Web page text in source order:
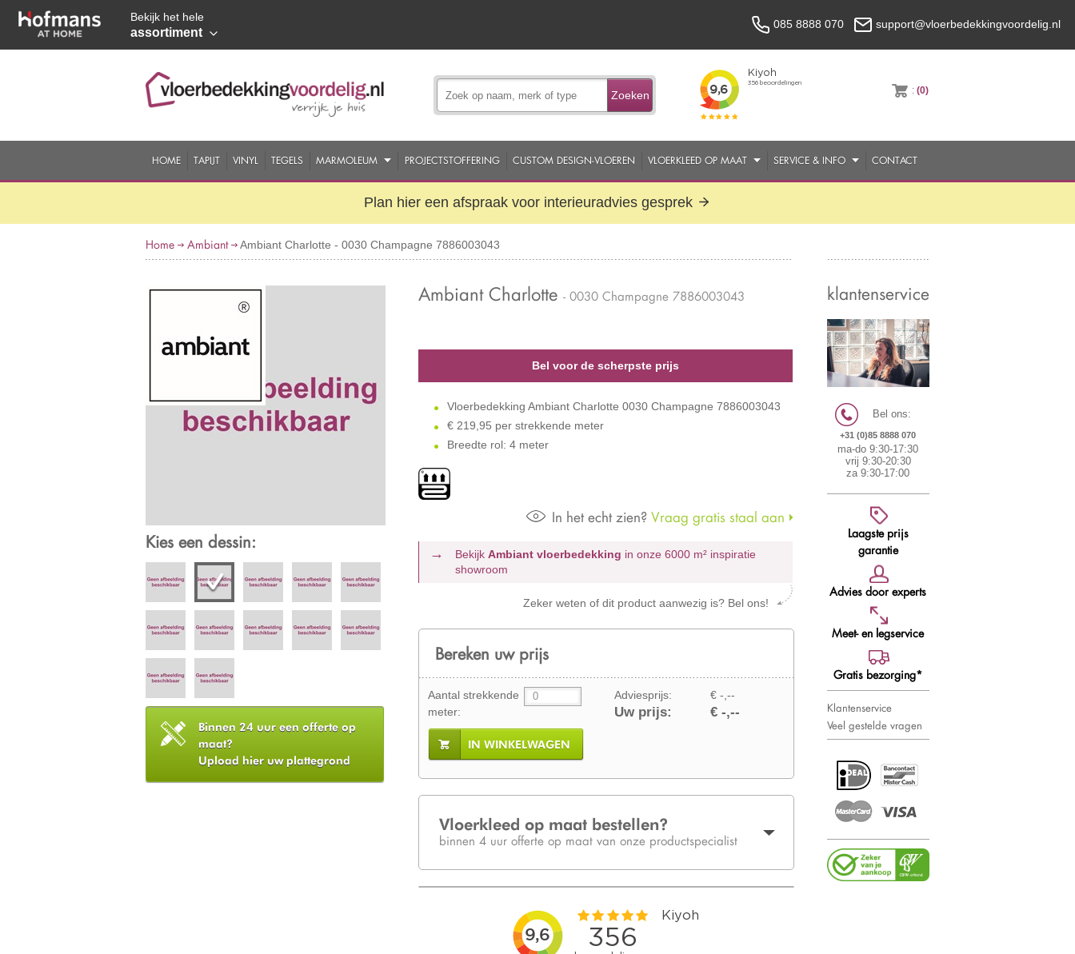
Bekijk het hele
assortiment
085 8888 070 support@vloerbedekkingvoordelig.nl
Zoeken :(0)
HOME TAPIJT VINYL TEGELS MARMOLEUM PROJECTSTOFFERING CUSTOM DESIGN-VLOEREN VLOERKLEED OP MAAT SERVICE & INFO CONTACT
Plan hier een afspraak voor interieuradvies gesprek
Home Ambiant Ambiant Charlotte - 0030 Champagne 7886003043
Kies een dessin:
Binnen 24 uur een offerte op
maat?
Upload hier uw plattegrond
Ambiant Charlotte - 0030 Champagne 7886003043
Bel voor de scherpste prijs
Vloerbedekking Ambiant Charlotte 0030 Champagne 7886003043
€ 219,95 per strekkende meter
Breedte rol: 4 meter
In het echt zien? Vraag gratis staal aan
BekijkAmbiant vloerbedekking in onze 6000 m² inspiratie
showroom
Zeker weten of dit product aanwezig is? Bel ons!
Bereken uw prijs
Aantal strekkende
meter:
Adviesprijs: € -,--
Uw prijs: € -,--
IN WINKELWAGEN
Vloerkleed op maat bestellen?
binnen 4 uur offerte op maat van onze productspecialist
klantenservice
Bel ons:
+31 (0)85 8888 070
ma-do 9:30-17:30
vrij 9:30-20:30
za 9:30-17:00
Laagste prijs
garantie
Advies door experts
Meet- en legservice
Gratis bezorging*
Klantenservice
Veel gestelde vragen